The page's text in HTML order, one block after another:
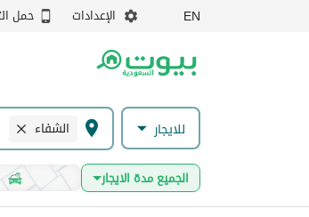
EN الإعدادات حمل
للايجار الشفاء
الجميع مدة الايجار